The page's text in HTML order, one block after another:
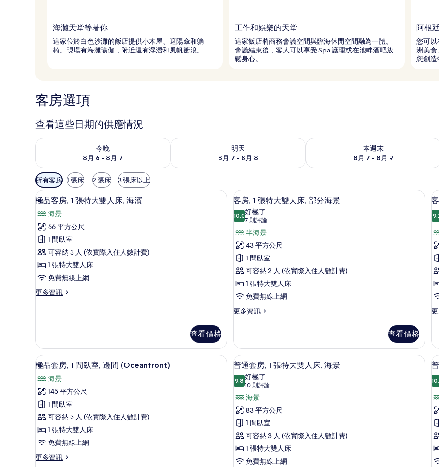
海灘天堂等著你
這家位於白色沙灘的飯店提供小木屋、遮陽傘和躺
椅。現場有海灘瑜伽，附近還有浮潛和風帆衝浪。
工作和娛樂的天堂
這家飯店將商務會議空間與臨海休閒空間融為一體。
會議結束後，客人可以享受 Spa 護理或在池畔酒吧放
鬆身心。
阿根
您可以
洲美食
您創造
客房選項
查看這些日期的供應情況
今晚
8月 6 - 8月 7
查看今晚 (8月 6 - 8月 7) 的供應情況
明天
8月 7 - 8月 8
查看明天 (8月 7 - 8月 8) 的供應情況
本週末
8月 7 - 8月 9
查看本週末 (8月 7 - 8月 9) 的供應情況
可
用
的
客
房
篩
選
條
件
所有客房 1 張床 2 張床 3 張床以上
顯
極
品
客
房,
1
張
特
床,
海
濱
的
所
有
相
片
極品客房, 1 張特大雙人床, 海濱 | 高級寢具、迷你吧、客房內保險箱、隔音
5
極品客房, 1 張特大雙人床, 海濱
海景
66 平方公尺
1 間臥室
可容納 3 人 (依實際入住人數計費)
1 張特大雙人床
免費無線上網
更多資訊
更
1
張
特
大
雙
人
床,
海
濱
詳
情
查看價格
顯
示
客
房,
1
張
特
大
雙
人
分
海
景
的
所
有
相
片
客房, 1 張特大雙人床, 部分海景 | 高級
4
客房, 1 張特大雙人床, 部分海景
10.010.0 分，滿分 10 分
好極了
7 則評論
(7
則
評
論)
半海景
43 平方公尺
1 間臥室
可容納 2 人 (依實際入住人數計費)
1 張特大雙人床
免費無線上網
更多資訊
更
1
張
特
大
雙
床,
部
分
海
景
詳
情
查看價格
顯
更
海
灣
景
觀
的
情
顯
極
品
套
房,
1
間
臥
高級寢具、迷你吧、客房內保險箱、隔音
5
極品套房, 1 間臥室, 邊間 (Oceanfront)
海景
145 平方公尺
1 間臥室
可容納 3 人 (依實際入住人數計費)
1 張特大雙人床
免費無線上網
更多資訊
更
顯
示
普
通
套
房,
1
張
特
高級寢具、迷你吧、客房內保險箱、隔音
5
普通套房, 1 張特大雙人床, 海景
9.89.8 分，滿分 10 分
好極了
10 則評論
(10
則
評
論)
海景
83 平方公尺
1 間臥室
可容納 3 人 (依實際入住人數計費)
1 張特大雙人床
免費無線上網
1